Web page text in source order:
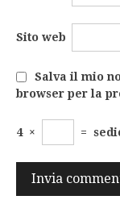
Sito web
Salva il mio
browser per la
4 × =